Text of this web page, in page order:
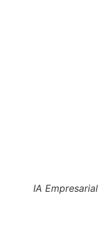
IA Empresarial